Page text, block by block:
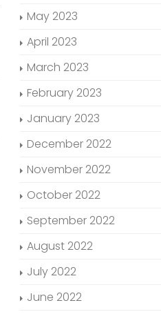
May 2023
April 2023
March 2023
February 2023
January 2023
December 2022
November 2022
October 2022
September 2022
August 2022
July 2022
June 2022